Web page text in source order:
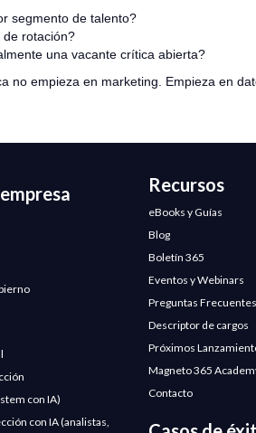
segmento de talento?
de rotación?
una vacante crítica abierta?
no empieza en marketing. Empieza en
con IA)
con IA (analistas,
Recursos
eBooks y Guías
Blog
Boletín 365
Eventos y Webinars
Preguntas Frecuentes
Descriptor de cargos
Próximos
Magneto 365
Contacto